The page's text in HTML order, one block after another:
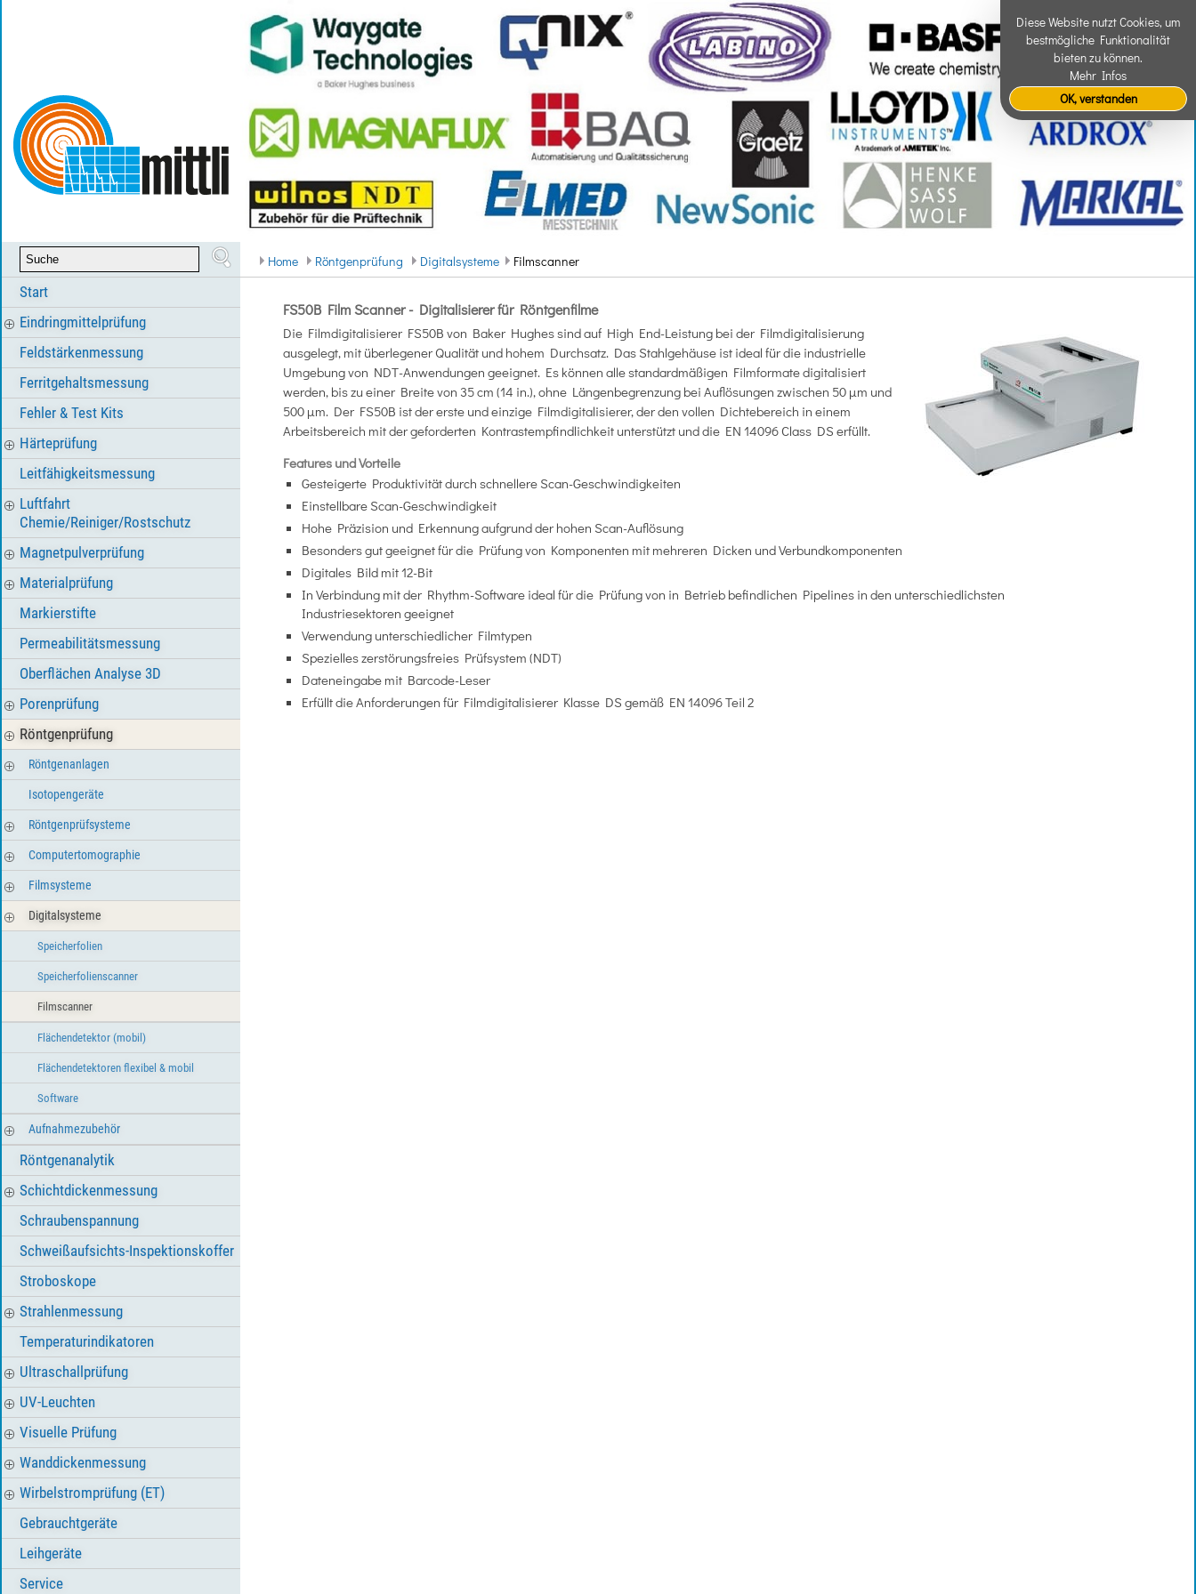
Start
Eindringmittelprüfung
Feldstärkenmessung
Ferritgehaltsmessung
Fehler & Test Kits
Härteprüfung
Leitfähigkeitsmessung
Luftfahrt
Chemie/Reiniger/Rostschutz
Magnetpulverprüfung
Materialprüfung
Markierstifte
Permeabilitätsmessung
Oberflächen Analyse 3D
Porenprüfung
Röntgenprüfung
Röntgenanlagen
Isotopengeräte
Röntgenprüfsysteme
Computertomographie
Filmsysteme
Digitalsysteme
Speicherfolien
Speicherfolienscanner
Filmscanner
Flächendetektor (mobil)
Flächendetektoren flexibel & mobil
Software
Aufnahmezubehör
Röntgenanalytik
Schichtdickenmessung
Schraubenspannung
Schweißaufsichts-Inspektionskoffer
Stroboskope
Strahlenmessung
Temperaturindikatoren
Ultraschallprüfung
UV-Leuchten
Visuelle Prüfung
Wanddickenmessung
Wirbelstromprüfung (ET)
Gebrauchtgeräte
Leihgeräte
Service
Home Röntgenprüfung Digitalsysteme Filmscanner
FS50B Film Scanner - Digitalisierer für Röntgenfilme
Die Filmdigitalisierer FS50B von Baker Hughes sind auf High End-Leistung bei der Filmdigitalisierung
ausgelegt, mit überlegener Qualität und hohem Durchsatz. Das Stahlgehäuse ist ideal für die industrielle
Umgebung von NDT-Anwendungen geeignet. Es können alle standardmäßigen Filmformate digitalisiert
werden, bis zu einer Breite von 35 cm (14 in.), ohne Längenbegrenzung bei Auflösungen zwischen 50 µm und
500 µm. Der FS50B ist der erste und einzige Filmdigitalisierer, der den vollen Dichtebereich in einem
Arbeitsbereich mit der geforderten Kontrastempfindlichkeit unterstützt und die EN 14096 Class DS erfüllt.
Features und Vorteile
Gesteigerte Produktivität durch schnellere Scan-Geschwindigkeiten
Einstellbare Scan-Geschwindigkeit
Hohe Präzision und Erkennung aufgrund der hohen Scan-Auflösung
Besonders gut geeignet für die Prüfung von Komponenten mit mehreren Dicken und Verbundkomponenten
Digitales Bild mit 12-Bit
In Verbindung mit der Rhythm-Software ideal für die Prüfung von in Betrieb befindlichen Pipelines in den unterschiedlichsten
Industriesektoren geeignet
Verwendung unterschiedlicher Filmtypen
Spezielles zerstörungsfreies Prüfsystem (NDT)
Dateneingabe mit Barcode-Leser
Erfüllt die Anforderungen für Filmdigitalisierer Klasse DS gemäß EN 14096 Teil 2
Diese Website nutzt Cookies, um
bestmögliche Funktionalität
bieten zu können.
Mehr Infos
OK, verstanden